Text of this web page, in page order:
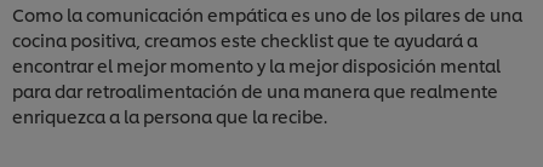
Como la comunicación empática es uno de los pilares de una
cocina positiva, creamos este checklist que te ayudará a
encontrar el mejor momento y la mejor disposición mental
para dar retroalimentación de una manera que realmente
enriquezca a la persona que la recibe.